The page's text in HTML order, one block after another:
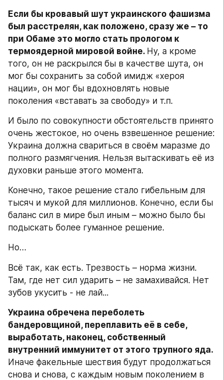
Если бы кровавый шут украинского фашизма
был расстрелян, как положено, сразу же – то
при Обаме это могло стать прологом к
термоядерной мировой войне. Ну, а кроме
того, он не раскрылся бы в качестве шута, он
мог бы сохранить за собой имидж «хероя
нации», он мог бы вдохновлять новые
поколения «вставать за свободу» и т.п.
И было по совокупности обстоятельств принято
очень жестокое, но очень взвешенное решение:
Украина должна свариться в своём маразме до
полного размягчения. Нельзя вытаскивать её из
духовки раньше этого момента.
Конечно, такое решение стало гибельным для
тысяч и мукой для миллионов. Конечно, если бы
баланс сил в мире был иным – можно было бы
подыскать более гуманное решение.
Но…
Всё так, как есть. Трезвость – норма жизни.
Там, где нет сил ударить – не замахивайся. Нет
зубов укусить - не лай...
Украина обречена переболеть
бандеровщиной, переплавить её в себе,
выработать, наконец, собственный
внутренний иммунитет от этого трупного яда.
Иначе факельные шествия будут продолжаться
снова и снова, с каждым новым поколением в